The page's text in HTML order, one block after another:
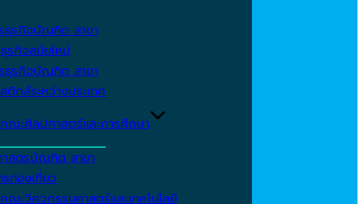
ธุรกิจบัณฑิต สาขา
รกิจสมัยใหม่
ธุรกิจบัณฑิต สาขา
ติกส์ระหว่างประเทศ
คณะศิลปศาสตร์และการศึกษา
สตรบัณฑิต สาขา
ท่องเที่ยว
คณะวิศวกรรมศาสตร์และเทคโนโลยี